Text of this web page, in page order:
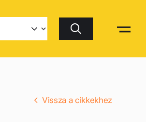
Keresés
Vissza a cikkekhez